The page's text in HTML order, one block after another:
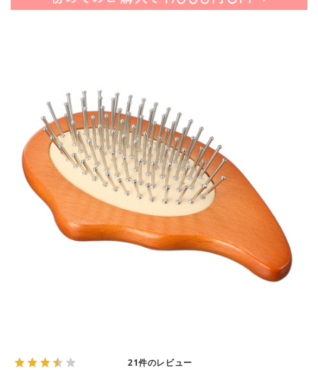
21件のレビュー